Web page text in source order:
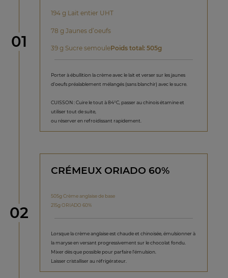
étape
01
194 g Lait entier UHT
78 g Jaunes d’oeufs
39 g Sucre semoulePoids total: 505g
Porter à ébullition la crème avec le lait et verser sur les jaunes
d’oeufs préalablement mélangés (sans blanchir) avec le sucre.
CUISSON : Cuire le tout à 84°C, passer au chinois étamine et
utiliser tout de suite,
ou réserver en refroidissant rapidement.
étape
02
CRÉMEUX ORIADO 60%
505g Crème anglaise de base
215g ORIADO 60%
Lorsque la crème anglaise est chaude et chinoisée, émulsionner à
la maryse en versant progressivement sur le chocolat fondu.
Mixer dès que possible pour parfaire l’émulsion.
Laisser cristalliser au réfrigérateur.